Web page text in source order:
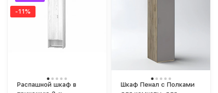
-11%
Распашной шкаф в
Шкаф Пенал с Полками